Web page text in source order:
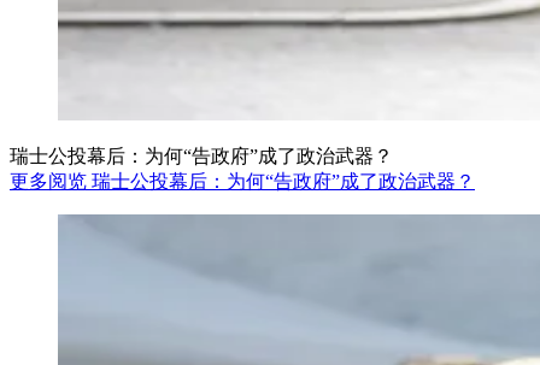
瑞士公投幕后：为何“告政府”成了政治武器？
更多阅览 瑞士公投幕后：为何“告政府”成了政治武器？